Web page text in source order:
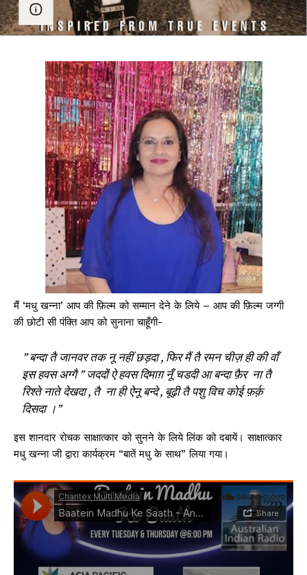
मैं ‘मधु खन्ना’ आप की फ़िल्म को सम्मान देने के लिये – आप की फ़िल्म जग्गी
की छोटी सी पंक्ति आप को सुनाना चाहूँगी-
” बन्दा तै जानवर तक नू नहीं छड़दा , फिर मैं तै रमन चीज़ ही की वाँ
इस हवस अग्गै ” जददों ऐ हवस दिमाग़ नूँ चडदी आ बन्दा फ़ैर ना तै
रिश्ते नाते देखदा , तै ना ही ऐनू बन्दे , बूढ़ी तै पशु विच कोई फ़र्क़
दिसदा ।”
इस शानदार रोचक साक्षात्कार को सुनने के लिये लिंक को दबायें। साक्षात्कार
मधु खन्ना जी द्वारा कार्यक्रम “बातें मधु के साथ” लिया गया।